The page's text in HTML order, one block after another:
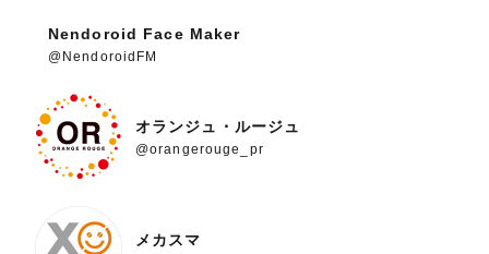
Nendoroid Face Maker
@NendoroidFM
オランジュ・ルージュ
@orangerouge_pr
メカスマ